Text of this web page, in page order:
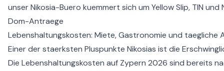
unser Nikosia-Buero kuemmert sich um Yellow Slip, TIN und
Dom-Antraege
Lebenshaltungskosten: Miete, Gastronomie und taegliche
Einer der staerksten Pluspunkte Nikosias ist die
Die Lebenshaltungskosten auf Zypern 2026 sind bereits